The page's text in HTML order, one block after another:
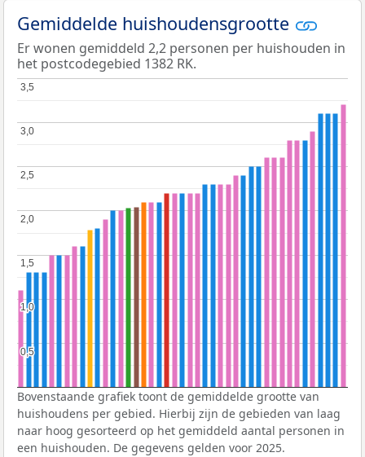
Gemiddelde huishoudensgrootte
Er wonen gemiddeld 2,2 personen per huishouden in
het postcodegebied 1382 RK.
0,5
0,5
1,0
1,0
1,5
1,5
2,0
2,0
2,5
2,5
3,0
3,0
3,5
3,5
Bovenstaande grafiek toont de gemiddelde grootte van
huishoudens per gebied. Hierbij zijn de gebieden van laag
naar hoog gesorteerd op het gemiddeld aantal personen in
een huishouden. De gegevens gelden voor 2025.